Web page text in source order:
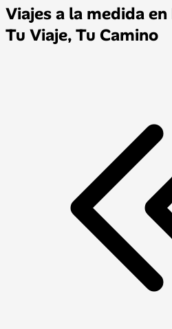
Viajes a la medida
Tu Viaje, Tu Camino